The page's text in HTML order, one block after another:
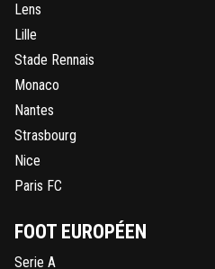
Lens
Lille
Stade Rennais
Monaco
Nantes
Strasbourg
Nice
Paris FC
FOOT EUROPÉEN
Serie A